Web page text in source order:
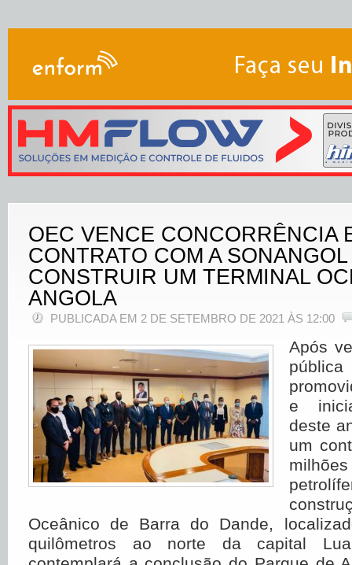
OEC VENCE CONCORRÊNCIA
CONTRATO COM A SONANGOL
CONSTRUIR UM TERMINAL
ANGOLA
PUBLICADA EM 2 DE SETEMBRO DE 2021 ÀS 12:00
Após
e
deste
um
Oceânico de Barra do Dande,
quilômetros ao norte da capital